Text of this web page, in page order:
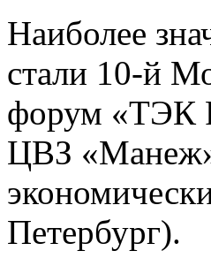
Наиболее
стали 10-й
форум «ТЭК
ЦВЗ
Петербург).